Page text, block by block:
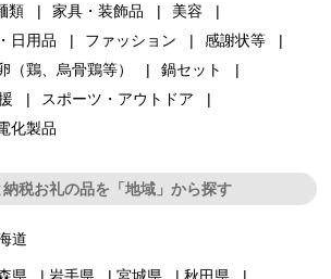
類 家具・装飾品
美容
日用品 ファッション
感謝状等
（鶏、烏骨鶏等）
鍋セット
スポーツ・アウトドア
化製品
税お礼の品を「地域」から探す
道